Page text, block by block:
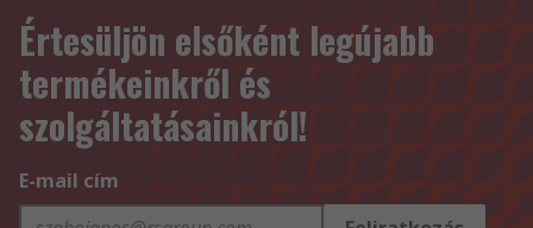
Értesüljön elsőként legújabb
termékeinkről és
szolgáltatásainkról!
E-mail cím